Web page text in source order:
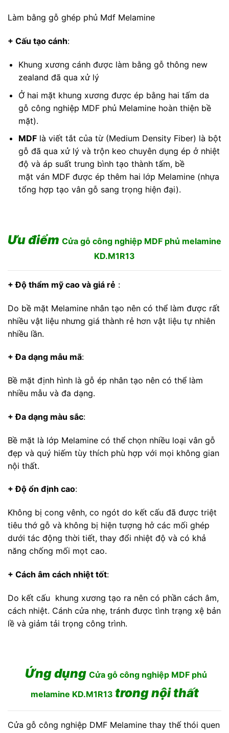
Làm bằng gỗ ghép phủ Mdf Melamine
+ Cấu tạo cánh:
Khung xương cánh được làm bằng gỗ thông new
zealand đã qua xử lý
Ở hai mặt khung xương được ép bằng hai tấm da
gỗ công nghiệp MDF phủ Melamine hoàn thiện bề
mặt).
MDFlà viết tắt của từ (Medium Density Fiber) là bột
gỗ đã qua xử lý và trộn keo chuyên dụng ép ở nhiệt
độ và áp suất trung bình tạo thành tấm, bề
mặt ván MDF được ép thêm hai lớp Melamine (nhựa
tổng hợp tạo vân gỗ sang trọng hiện đại).
Ưu điểm Cửa gỗ công nghiệp MDF phủ melamine
KD.M1R13
+ Độ thẩm mỹ cao và giá rẻ :
Do bề mặt Melamine nhân tạo nên có thể làm được rất
nhiều vật liệu nhưng giá thành rẻ hơn vật liệu tự nhiên
nhiều lần.
+ Đa dạng mẫu mã:
Bề mặt định hình là gỗ ép nhân tạo nên có thể làm
nhiều mẫu và đa dạng.
+ Đa dạng màu sắc:
Bề mặt là lớp Melamine có thể chọn nhiều loại vân gỗ
đẹp và quý hiếm tùy thích phù hợp với mọi không gian
nội thất.
+ Độ ổn định cao:
Không bị cong vênh, co ngót do kết cấu đã được triệt
tiêu thớ gỗ và không bị hiện tượng hở các mối ghép
dưới tác động thời tiết, thay đổi nhiệt độ và có khả
năng chống mối mọt cao.
+ Cách âm cách nhiệt tốt:
Do kết cấu khung xương tạo ra nên có phần cách âm,
cách nhiệt. Cánh cửa nhẹ, tránh được tình trạng xệ bản
lề và giảm tải trọng công trình.
Ứng dụng Cửa gỗ công nghiệp MDF phủ
melamine KD.M1R13 trong nội thất
Cửa gỗ công nghiệp DMF Melamine thay thế thói quen